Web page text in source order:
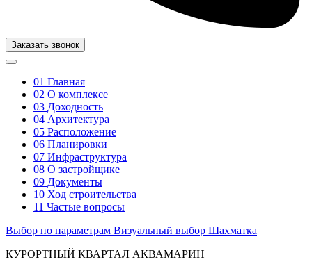
Заказать звонок
01 Главная
02 О комплексе
03 Доходность
04 Архитектура
05 Расположение
06 Планировки
07 Инфраструктура
08 О застройщике
09 Документы
10 Ход строительства
11 Частые вопросы
Выбор по параметрам Визуальный выбор Шахматка
КУРОРТНЫЙ КВАРТАЛ АКВАМАРИН